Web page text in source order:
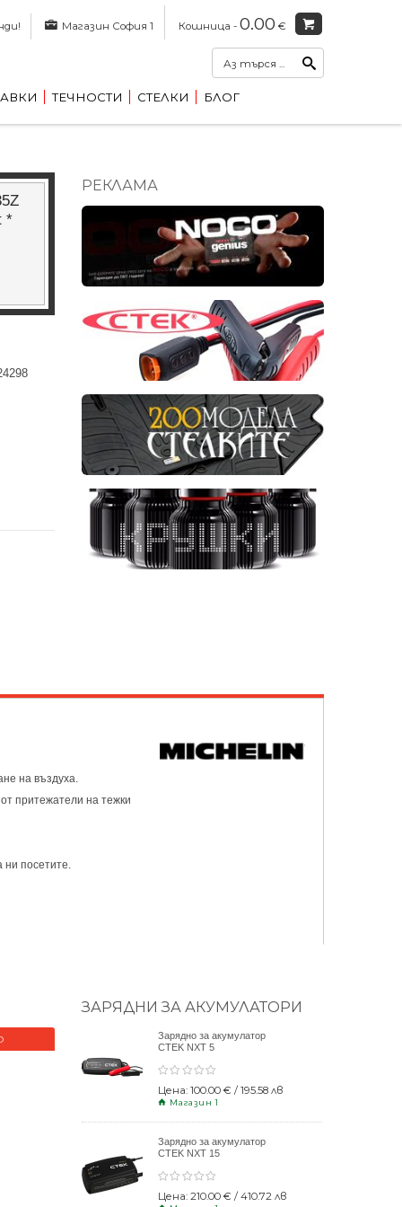
Магазин София 1 Кошница - 0.00 €
ТЕЧНОСТИ СТЕЛКИ БЛОГ
*
РЕКЛАМА
на въздуха.
притежатели на тежки
посетите.
НОВО
ЗАРЯДНИ ЗА АКУМУЛАТОРИ
Зарядно за акумулатор
CTEK NXT 5
Цена: 100.00 € / 195.58 лв
Магазин 1
Зарядно за акумулатор
CTEK NXT 15
Цена: 210.00 € / 410.72 лв